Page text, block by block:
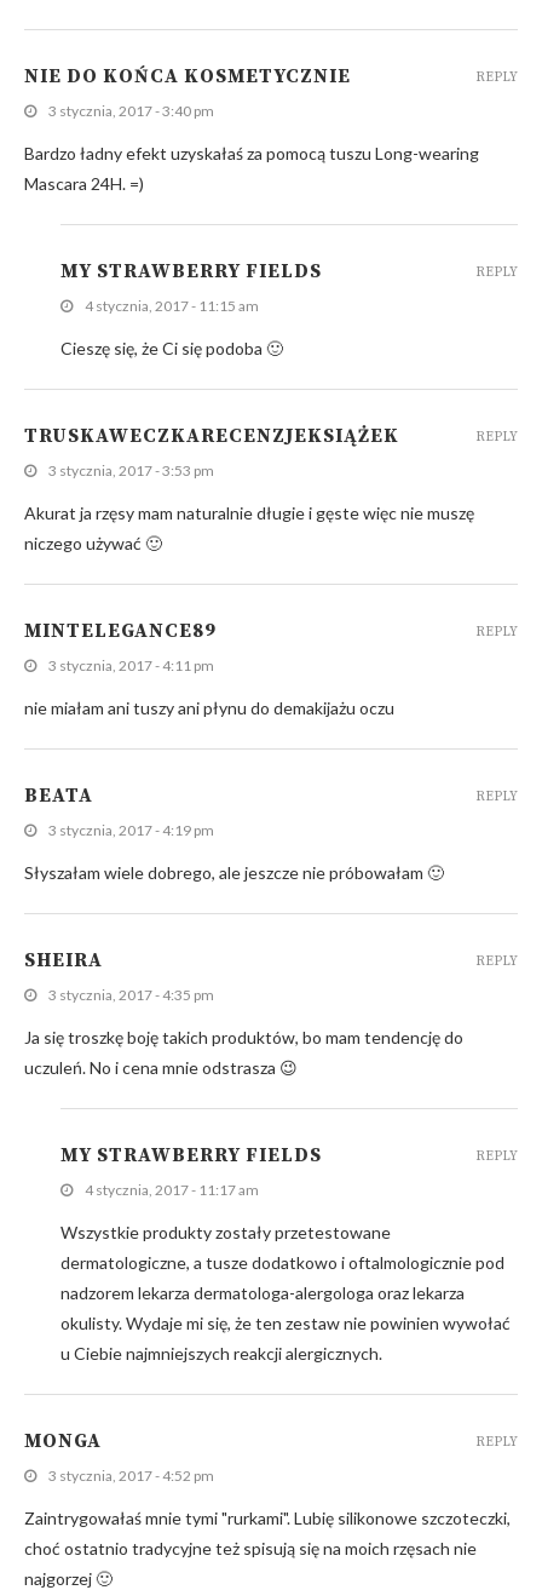
NIE DO KOŃCA KOSMETYCZNIE
3 stycznia, 2017 - 3:40 pm
Bardzo ładny efekt uzyskałaś za pomocą tuszu Long-wearing
Mascara 24H. =)
REPLY
MY STRAWBERRY FIELDS
4 stycznia, 2017 - 11:15 am
Cieszę się, że Ci się podoba 🙂
REPLY
TRUSKAWECZKARECENZJEKSIĄŻEK
3 stycznia, 2017 - 3:53 pm
Akurat ja rzęsy mam naturalnie długie i gęste więc nie muszę
niczego używać 🙂
REPLY
MINTELEGANCE89
3 stycznia, 2017 - 4:11 pm
nie miałam ani tuszy ani płynu do demakijażu oczu
REPLY
BEATA
3 stycznia, 2017 - 4:19 pm
Słyszałam wiele dobrego, ale jeszcze nie próbowałam 🙂
REPLY
SHEIRA
3 stycznia, 2017 - 4:35 pm
Ja się troszkę boję takich produktów, bo mam tendencję do
uczuleń. No i cena mnie odstrasza 😉
REPLY
MY STRAWBERRY FIELDS
4 stycznia, 2017 - 11:17 am
Wszystkie produkty zostały przetestowane
dermatologiczne, a tusze dodatkowo i oftalmologicznie pod
nadzorem lekarza dermatologa-alergologa oraz lekarza
okulisty. Wydaje mi się, że ten zestaw nie powinien wywołać
u Ciebie najmniejszych reakcji alergicznych.
REPLY
MONGA
3 stycznia, 2017 - 4:52 pm
Zaintrygowałaś mnie tymi "rurkami". Lubię silikonowe szczoteczki,
choć ostatnio tradycyjne też spisują się na moich rzęsach nie
najgorzej 🙂
REPLY